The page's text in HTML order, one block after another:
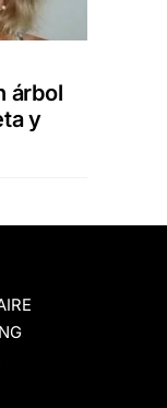
árbol
y